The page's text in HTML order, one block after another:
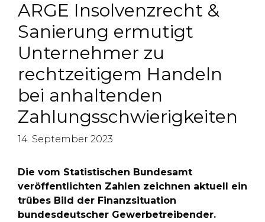
ARGE Insolvenzrecht &
Sanierung ermutigt
Unternehmer zu
rechtzeitigem Handeln
bei anhaltenden
Zahlungsschwierigkeiten
14. September 2023
Die vom Statistischen Bundesamt
veröffentlichten Zahlen zeichnen aktuell ein
trübes Bild der Finanzsituation
bundesdeutscher Gewerbetreibender.